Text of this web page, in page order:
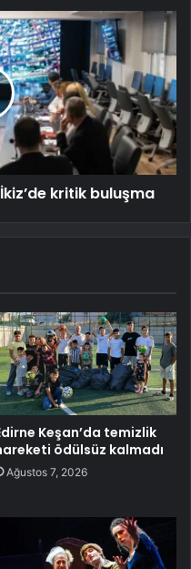
kritik buluşma
Keşan’da temizlik
ödülsüz kalmadı
Ağustos 7, 2026